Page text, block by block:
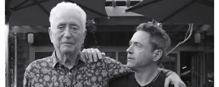
CELEBRITIES
PASATIEMPOS
INFLUENCERS
SPOILER US